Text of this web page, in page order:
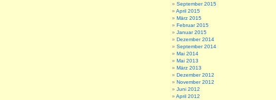
September 2015
April 2015
März 2015
Februar 2015
Januar 2015
Dezember 2014
September 2014
Mai 2014
Mai 2013
März 2013
Dezember 2012
November 2012
Juni 2012
April 2012